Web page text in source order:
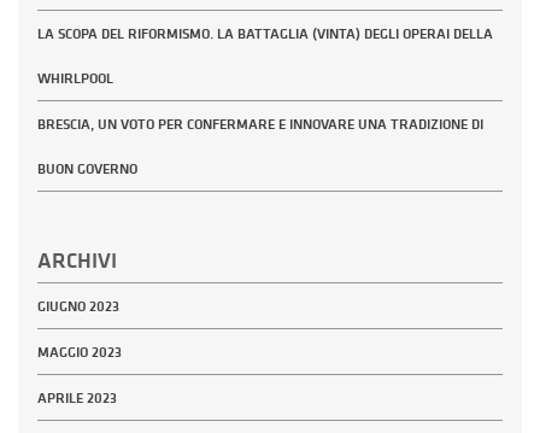
LA SCOPA DEL RIFORMISMO. LA BATTAGLIA (VINTA) DEGLI OPERAI DELLA
WHIRLPOOL
BRESCIA, UN VOTO PER CONFERMARE E INNOVARE UNA TRADIZIONE DI
BUON GOVERNO
ARCHIVI
GIUGNO 2023
MAGGIO 2023
APRILE 2023